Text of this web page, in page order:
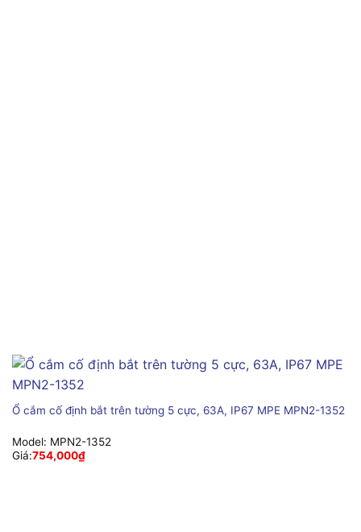
Ổ cắm cố định bắt trên tường 5 cực, 63A, IP67 MPE MPN2-1352
Model: MPN2-1352
Giá:754,000₫